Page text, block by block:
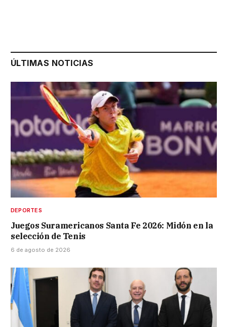
ÚLTIMAS NOTICIAS
DEPORTES
Juegos Suramericanos Santa Fe 2026: Midón en la
selección de Tenis
6 de agosto de 2026